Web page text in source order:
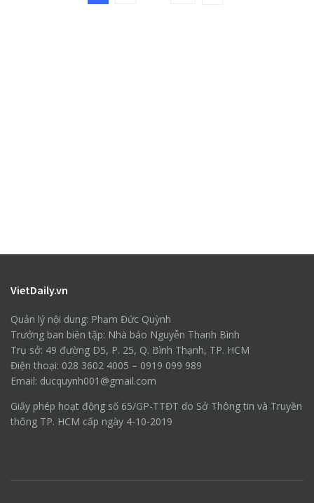
VietDaily.vn
Quản lý nội dung: Phạm Đức Quỳnh
Trưởng ban biên tập: Nhà báo Nguyễn Thanh Bình
Trụ sở: 49 đường D5, P. 25, Q. Bình Thạnh, TP. HCM
Điện thoại: 028 3602 4005 – 0919 099 989
Email: ducquynh001@gmail.com
Giấy phép hoạt động số 65/GP-TTĐT do Sở Thông tin và Truyền
thông TP. HCM cấp ngày 4-10-2019